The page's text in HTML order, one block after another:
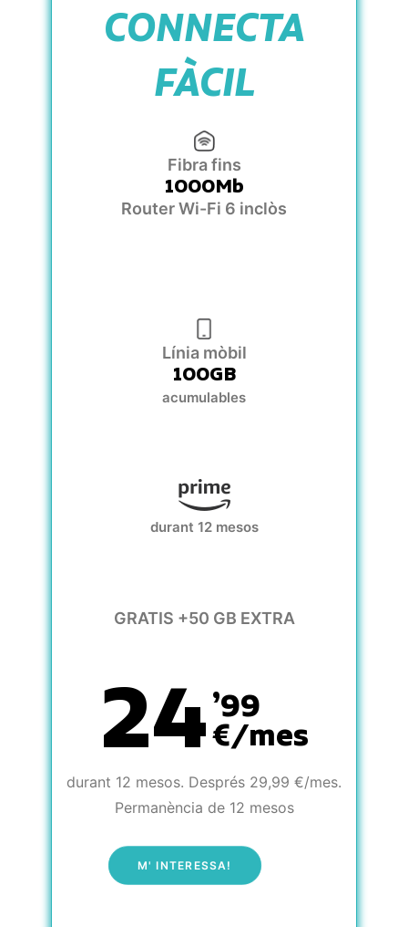
CONNECTA
FÀCIL
Fibra fins
1000Mb
Router Wi-Fi 6 inclòs
Línia mòbil
100GB
acumulables
durant 12 mesos
GRATIS +50 GB EXTRA
24’99
€/mes
durant 12 mesos. Després 29,99 €/mes.
Permanència de 12 mesos
M' INTERESSA!